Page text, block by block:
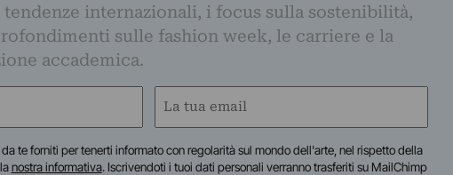
internazionali, i focus sulla sostenibilità,
sulle fashion week, le carriere e la
accademica.
Email
te forniti per tenerti informato con regolarità sul mondo dell'arte, nel rispetto della
nostra informativa. Iscrivendoti i tuoi dati personali verranno trasferiti su MailChimp